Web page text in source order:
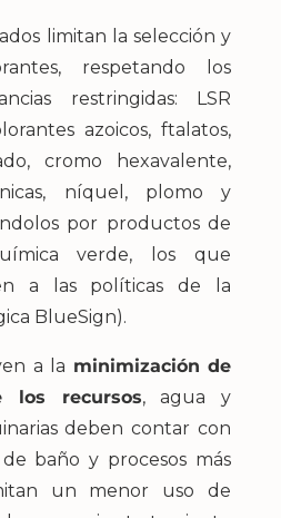
limitan la selección y
respetando los
restringidas: LSR
azoicos, ftalatos,
cromo hexavalente,
níquel, plomo y
por productos de
verde, los que
a las políticas de la
BlueSign).
a la minimización de
los recursos, agua y
deben contar con
baño y procesos más
un menor uso de